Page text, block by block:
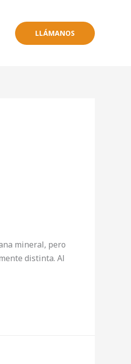
LLÁMANOS
mineral, pero
distinta. Al